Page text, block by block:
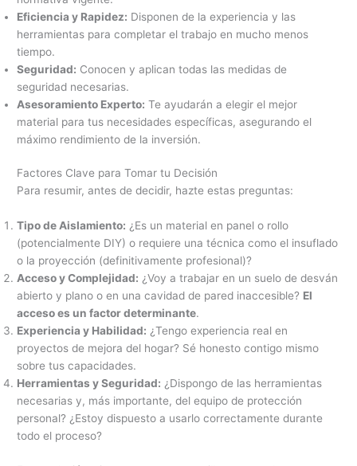
Eficiencia y Rapidez: Disponen de la experiencia y las
herramientas para completar el trabajo en mucho menos
tiempo.
Seguridad: Conocen y aplican todas las medidas de
seguridad necesarias.
Asesoramiento Experto: Te ayudarán a elegir el mejor
material para tus necesidades específicas, asegurando el
máximo rendimiento de la inversión.
Factores Clave para Tomar tu Decisión
Para resumir, antes de decidir, hazte estas preguntas:
Tipo de Aislamiento: ¿Es un material en panel o rollo
(potencialmente DIY) o requiere una técnica como el insuflado
o la proyección (definitivamente profesional)?
Acceso y Complejidad: ¿Voy a trabajar en un suelo de desván
abierto y plano o en una cavidad de pared inaccesible? El
acceso es un factor determinante.
Experiencia y Habilidad: ¿Tengo experiencia real en
proyectos de mejora del hogar? Sé honesto contigo mismo
sobre tus capacidades.
Herramientas y Seguridad: ¿Dispongo de las herramientas
necesarias y, más importante, del equipo de protección
personal? ¿Estoy dispuesto a usarlo correctamente durante
todo el proceso?